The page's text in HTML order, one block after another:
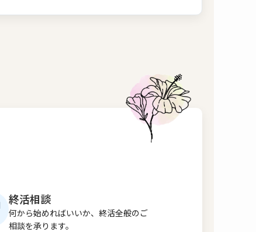
終活相談
何から始めればいいか、終活全般のご
相談を承ります。